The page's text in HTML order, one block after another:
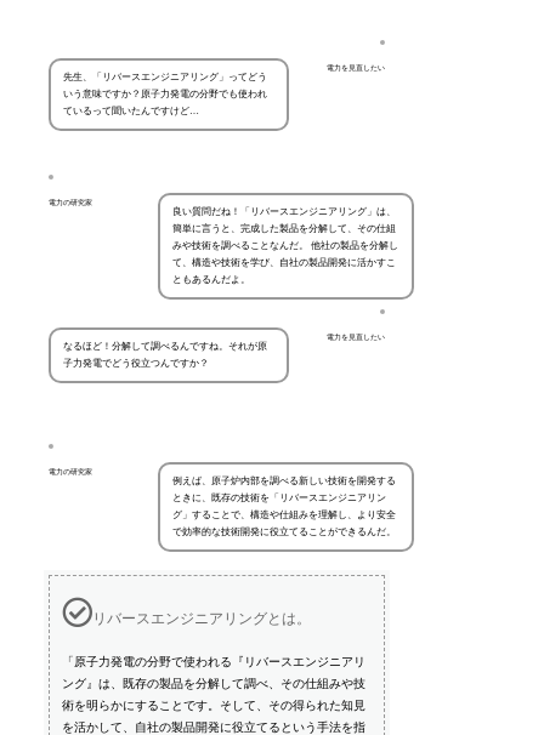
電力を見直したい
先生、「リバースエンジニアリング」ってどう
いう意味ですか？原子力発電の分野でも使われ
ているって聞いたんですけど…
電力の研究家
良い質問だね！「リバースエンジニアリング」は、
簡単に言うと、完成した製品を分解して、その仕組
みや技術を調べることなんだ。 他社の製品を分解し
て、構造や技術を学び、自社の製品開発に活かすこ
ともあるんだよ。
電力を見直したい
なるほど！分解して調べるんですね。それが原
子力発電でどう役立つんですか？
電力の研究家
例えば、原子炉内部を調べる新しい技術を開発する
ときに、既存の技術を「リバースエンジニアリン
グ」することで、構造や仕組みを理解し、より安全
で効率的な技術開発に役立てることができるんだ。
リバースエンジニアリングとは。
「原子力発電の分野で使われる『リバースエンジニアリ
ング』は、既存の製品を分解して調べ、その仕組みや技
術を明らかにすることです。そして、その得られた知見
を活かして、自社の製品開発に役立てるという手法を指